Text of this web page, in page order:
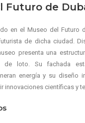
Futuro de
en el Museo del Futuro
de dicha ciudad.
presenta una
de loto. Su fachada
energía y su diseño
innovaciones científicas y